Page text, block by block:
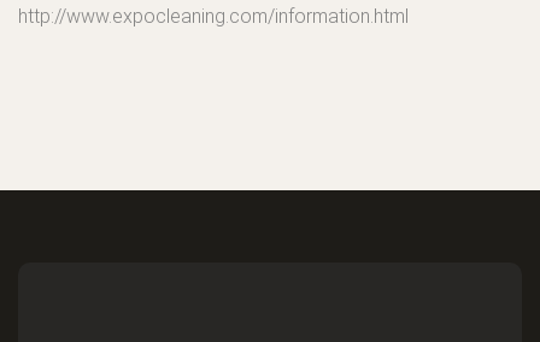
http://www.expocleaning.com/information.html